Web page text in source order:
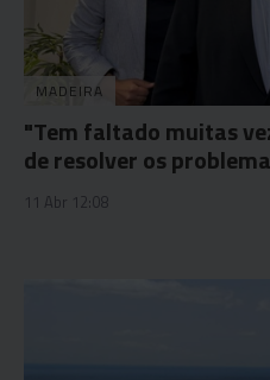
MADEIRA
"Tem faltado muitas
de resolver os
11 Abr 12:08